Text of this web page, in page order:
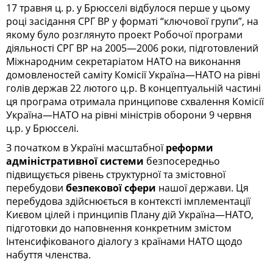
17 травня ц. р. у Брюсселі відбулося перше у цьому
році засідання СРГ ВР у форматі “ключової групи”, на
якому було розглянуто проект Робочої програми
діяльності СРГ ВР на 2005—2006 роки, підготовлений
Міжнародним секретаріатом НАТО на виконання
домовленостей саміту Комісії Україна—НАТО на рівні
голів держав 22 лютого ц.р. В концептуальній частині
ця програма отримала принципове схвалення Комісії
Україна—НАТО на рівні міністрів оборони 9 червня
ц.р. у Брюсселі.
З початком в Україні масштабноїреформи
адміністративної системи безпосередньо
підвищується рівень структурної та змістовної
перебудови безпекової сфери нашої держави. Ця
перебудова здійснюється в контексті імплементації
Києвом цілей і принципів Плану дій Україна—НАТО,
підготовки до наповнення конкретним змістом
Інтенсифікованого діалогу з країнами НАТО щодо
набуття членства.